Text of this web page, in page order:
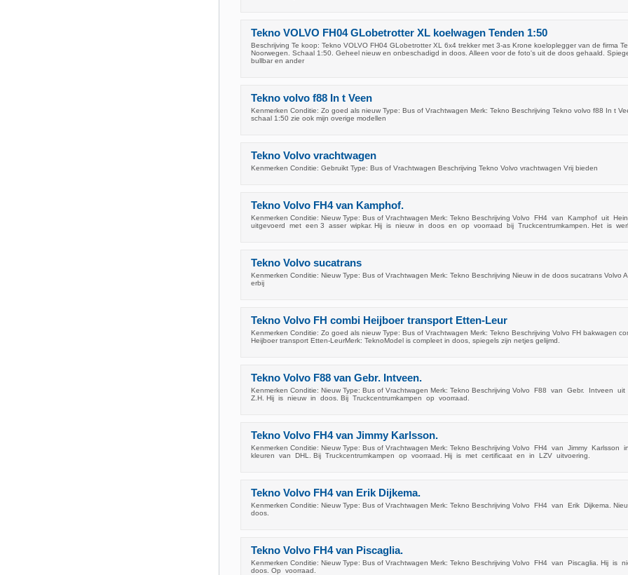
Tekno VOLVO FH04 GLobetrotter XL koelwagen Tenden 1:50
Beschrijving Te koop: Tekno VOLVO FH04 GLobetrotter XL 6x4 trekker met 3-as Krone koeloplegger van de firma
Noorwegen. Schaal 1:50. Geheel nieuw en onbeschadigd in doos. Alleen voor de foto's uit de doos gehaald.
bullbar en ander
Tekno volvo f88 In t Veen
Kenmerken Conditie: Zo goed als nieuw Type: Bus of Vrachtwagen Merk: Tekno Beschrijving Tekno volvo f88 In t
schaal 1:50 zie ook mijn overige modellen
Tekno Volvo vrachtwagen
Kenmerken Conditie: Gebruikt Type: Bus of Vrachtwagen Beschrijving Tekno Volvo vrachtwagen Vrij bieden
Tekno Volvo FH4 van Kamphof.
Kenmerken Conditie: Nieuw Type: Bus of Vrachtwagen Merk: Tekno Beschrijving Volvo FH4 van Kamphof uit
uitgevoerd met een 3 asser wipkar. Hij is nieuw in doos en op voorraad bij Truckcentrumkampen. Het is
Tekno Volvo sucatrans
Kenmerken Conditie: Nieuw Type: Bus of Vrachtwagen Merk: Tekno Beschrijving Nieuw in de doos sucatrans Volvo
erbij
Tekno Volvo FH combi Heijboer transport Etten-Leur
Kenmerken Conditie: Zo goed als nieuw Type: Bus of Vrachtwagen Merk: Tekno Beschrijving Volvo FH bakwagen
Heijboer transport Etten-LeurMerk: TeknoModel is compleet in doos, spiegels zijn netjes gelijmd.
Tekno Volvo F88 van Gebr. Intveen.
Kenmerken Conditie: Nieuw Type: Bus of Vrachtwagen Merk: Tekno Beschrijving Volvo F88 van Gebr. Intveen uit
Z.H. Hij is nieuw in doos. Bij Truckcentrumkampen op voorraad.
Tekno Volvo FH4 van Jimmy Karlsson.
Kenmerken Conditie: Nieuw Type: Bus of Vrachtwagen Merk: Tekno Beschrijving Volvo FH4 van Jimmy Karlsson
kleuren van DHL. Bij Truckcentrumkampen op voorraad. Hij is met certificaat en in LZV uitvoering.
Tekno Volvo FH4 van Erik Dijkema.
Kenmerken Conditie: Nieuw Type: Bus of Vrachtwagen Merk: Tekno Beschrijving Volvo FH4 van Erik Dijkema.
doos.
Tekno Volvo FH4 van Piscaglia.
Kenmerken Conditie: Nieuw Type: Bus of Vrachtwagen Merk: Tekno Beschrijving Volvo FH4 van Piscaglia. Hij is
doos. Op voorraad.